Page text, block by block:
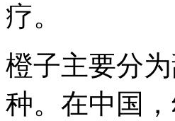
疗。
橙子主要分
种。在中国